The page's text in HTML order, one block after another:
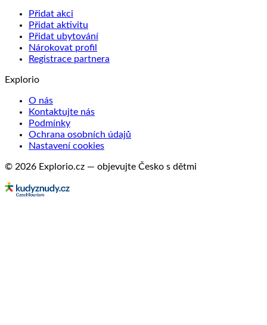
Přidat akci
Přidat aktivitu
Přidat ubytování
Nárokovat profil
Registrace partnera
Explorio
O nás
Kontaktujte nás
Podmínky
Ochrana osobních údajů
Nastavení cookies
© 2026 Explorio.cz — objevujte Česko s dětmi